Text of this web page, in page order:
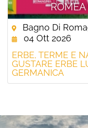
Bagno Di
04 Ott 2026
ERBE, TERME E
GUSTARE ERBE
GERMANICA